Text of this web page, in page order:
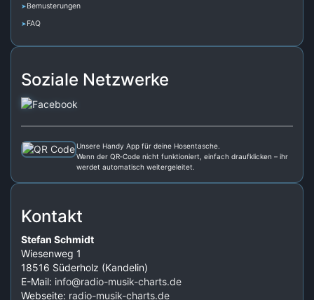
Bemusterungen
FAQ
Soziale Netzwerke
Unsere Handy App für deine Hosentasche.
Wenn der QR‑Code nicht funktioniert, einfach draufklicken – ihr
werdet automatisch weitergeleitet.
Kontakt
Stefan Schmidt
Wiesenweg 1
18516 Süderholz (Kandelin)
E-Mail: info@radio-musik-charts.de
Webseite: radio-musik-charts.de